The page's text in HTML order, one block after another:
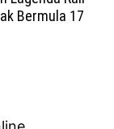
Bermula 17